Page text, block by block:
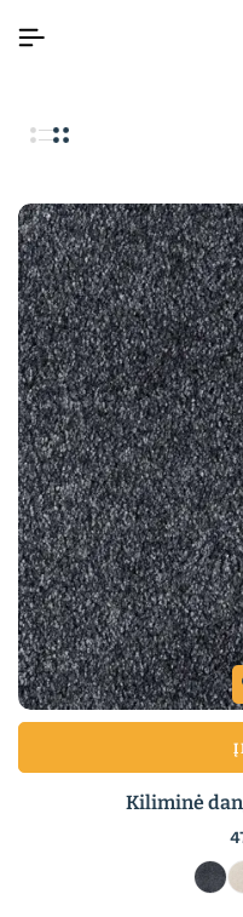
Į
Kiliminė